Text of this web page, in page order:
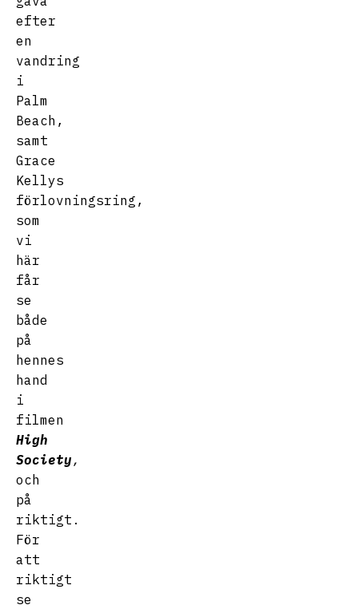
efter
en
vandring
i
Palm
Beach,
samt
Grace
Kellys
förlovningsring,
som
vi
här
får
se
både
på
hennes
hand
i
filmen
High
Society,
och
på
riktigt.
För
att
riktigt
se